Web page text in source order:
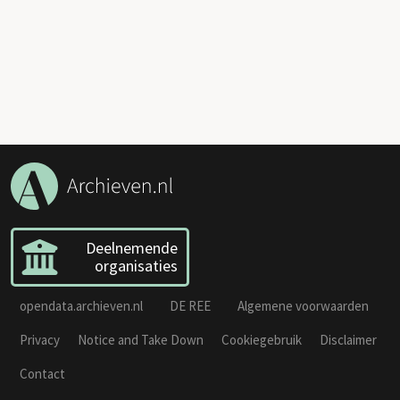
Deelnemende
organisaties
opendata.archieven.nl DE REE
Algemene voorwaarden
Privacy
Notice and Take Down Cookiegebruik
Disclaimer
Contact